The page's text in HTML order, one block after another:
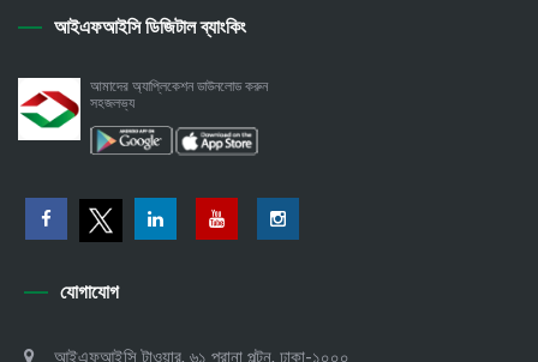
আইএফআইসি ডিজিটাল ব্যাংকিং
আমাদের অ্যাপ্লিকেশন ডাউনলোড করুন
সহজলভ্য
যোগাযোগ
আইএফআইসি টাওয়ার, ৬১ পুরানা পল্টন, ঢাকা-১০০০